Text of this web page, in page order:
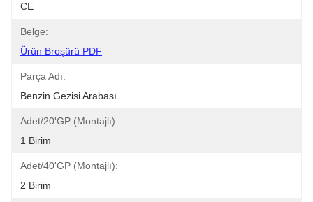
CE
Belge:
Ürün Broşürü PDF
Parça Adı:
Benzin Gezisi Arabası
Adet/20'GP (Montajlı):
1 Birim
Adet/40'GP (Montajlı):
2 Birim